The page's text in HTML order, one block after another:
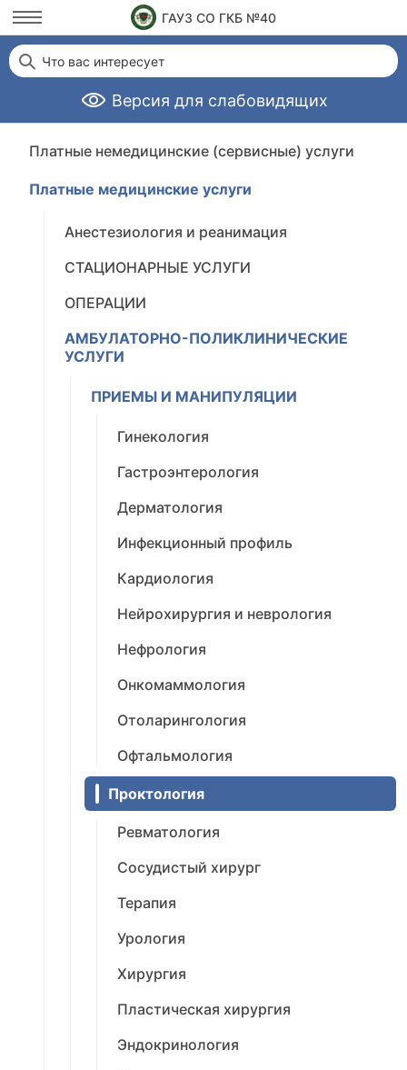
ГАУЗ СО ГКБ №40
Версия для слабовидящих
Что вас интересует
Платные немедицинские (сервисные) услуги
Платные медицинские услуги
Анестезиология и реанимация
СТАЦИОНАРНЫЕ УСЛУГИ
ОПЕРАЦИИ
АМБУЛАТОРНО-ПОЛИКЛИНИЧЕСКИЕ
УСЛУГИ
ПРИЕМЫ И МАНИПУЛЯЦИИ
Гинекология
Гастроэнтерология
Дерматология
Инфекционный профиль
Кардиология
Нейрохирургия и неврология
Нефрология
Онкомаммология
Отоларингология
Офтальмология
Проктология
Ревматология
Сосудистый хирург
Терапия
Урология
Хирургия
Пластическая хирургия
Эндокринология